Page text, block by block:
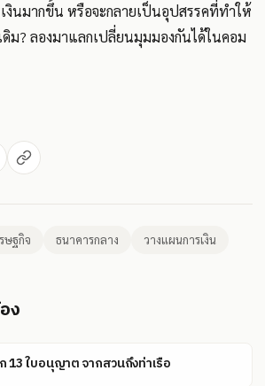
งินมากขึ้น หรือจะกลายเป็นอุปสรรคที่ทำให้
ดิม? ลองมาแลกเปลี่ยนมุมมองกันได้ในคอม
ษฐกิจ ธนาคารกลาง วางแผนการเงิน
ง
13 ใบอนุญาต จากสวนถึงท่าเรือ